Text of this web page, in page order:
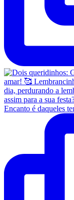
Encanto é daqueles